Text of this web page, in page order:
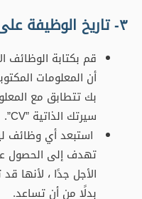
٣- تاريخ الوظيفة على LinkedIn
قم بكتابة الوظائف
بك تتطابق مع
سيرتك الذاتية ”CV”.
استبعد أي وظائف
تهدف إلى الحصول
الأجل جدًا ، لأنها
بدلًا من أن تساعد.